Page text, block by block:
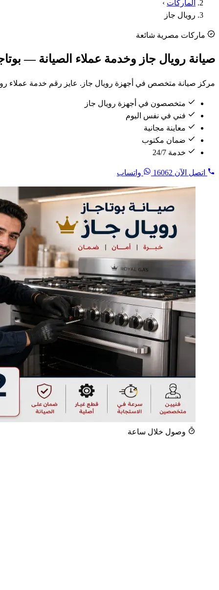
الماركات ›
رويال جاز
ماركات مصرية شائعة
صيانة رويال جاز وخدمة عملاء الصيانة —
مركز صيانة متخصص في أجهزة رويال جاز. عايز رقم خدمة عملاء رويال جاز لحجز صيانة؟ اتصل 16062 — فني مدرّب على موديلات رويال جاز
متخصصون في أجهزة رويال جاز
فني في نفس اليوم
معاينة مجانية
ضمان مكتوب
خدمة 24/7
اتصل الآن 16062 واتساب
وصول خلال ساعة